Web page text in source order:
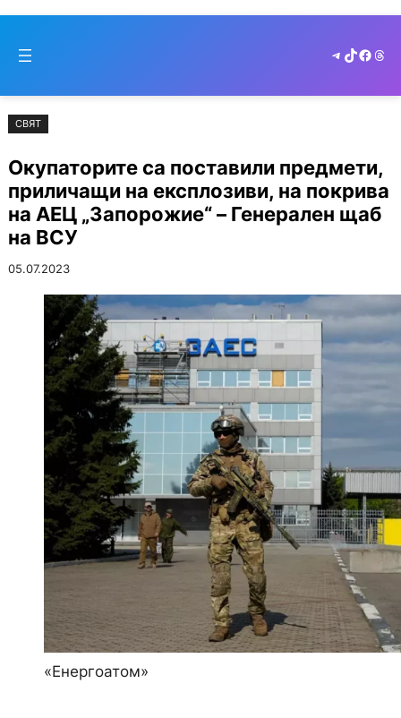
съдържанието
to
Telegram
TikTok
СВЯТ
Окупаторите са поставили предмети,
приличащи на експлозиви, на покрива
на АЕЦ „Запорожие“ – Генерален щаб
на ВСУ
05.07.2023
«Енергоатом»